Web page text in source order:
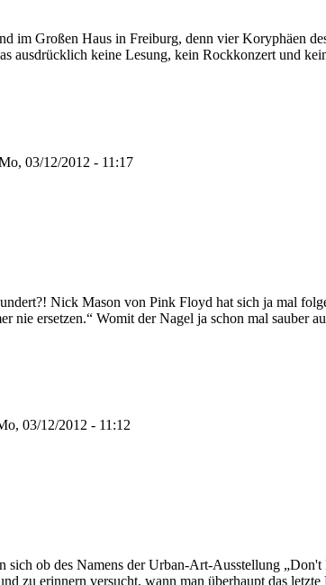
im Großen Haus in Freiburg, denn vier Koryphäen
ausdrücklich keine Lesung, kein Rockkonzert und
03/12/2012 - 11:17
Nick Mason von Pink Floyd hat sich ja mal
nie ersetzen.“ Womit der Nagel ja schon mal
03/12/2012 - 11:12
sich ob des Namens der Urban-Art-Ausstellung
zu erinnern versucht, wann man überhaupt das